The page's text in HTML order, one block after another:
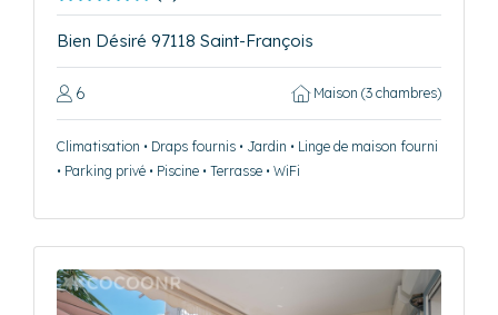
Bien Désiré 97118 Saint-François
6 Maison (3 chambres)
Climatisation • Draps fournis • Jardin • Linge de maison fourni
• Parking privé • Piscine • Terrasse • WiFi